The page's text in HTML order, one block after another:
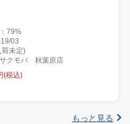
79%
03
荷未定)
クモバ 秋葉原店
(税込)
もっと見る